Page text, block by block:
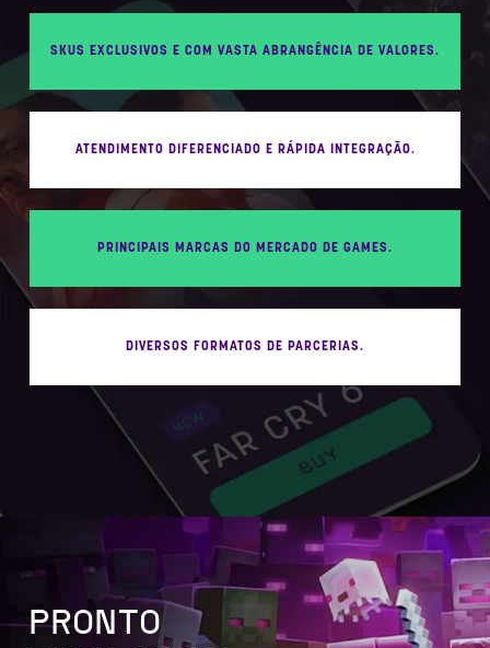
SKUS EXCLUSIVOS E COM VASTA ABRANGÊNCIA DE VALORES.
ATENDIMENTO DIFERENCIADO E RÁPIDA INTEGRAÇÃO.
PRINCIPAIS MARCAS DO MERCADO DE GAMES.
DIVERSOS FORMATOS DE PARCERIAS.
PRONTO